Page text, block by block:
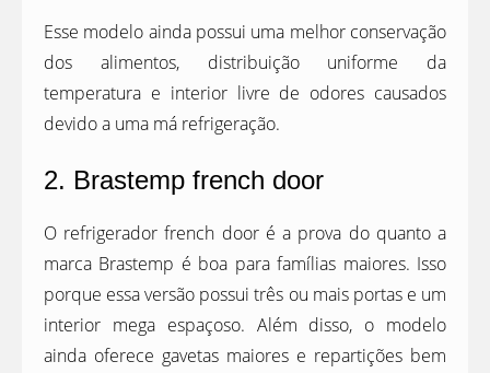
Esse modelo ainda possui uma melhor conservação
dos alimentos, distribuição uniforme da
temperatura e interior livre de odores causados
devido a uma má refrigeração.
2. Brastemp french door
O refrigerador french door é a prova do quanto a
marca Brastemp é boa para famílias maiores. Isso
porque essa versão possui três ou mais portas e um
interior mega espaçoso. Além disso, o modelo
ainda oferece gavetas maiores e repartições bem